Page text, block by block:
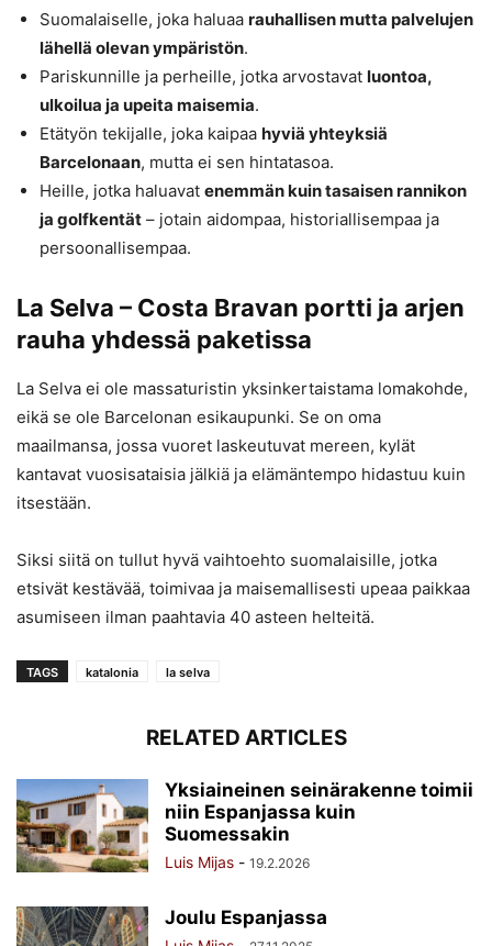
Suomalaiselle, joka haluaa rauhallisen mutta palvelujen
lähellä olevan ympäristön.
Pariskunnille ja perheille, jotka arvostavat luontoa,
ulkoilua ja upeita maisemia.
Etätyön tekijalle, joka kaipaa hyviä yhteyksiä
Barcelonaan, mutta ei sen hintatasoa.
Heille, jotka haluavat enemmän kuin tasaisen rannikon
ja golfkentät – jotain aidompaa, historiallisempaa ja
persoonallisempaa.
La Selva – Costa Bravan portti ja arjen
rauha yhdessä paketissa
La Selva ei ole massaturistin yksinkertaistama lomakohde,
eikä se ole Barcelonan esikaupunki. Se on oma
maailmansa, jossa vuoret laskeutuvat mereen, kylät
kantavat vuosisataisia jälkiä ja elämäntempo hidastuu kuin
itsestään.
Siksi siitä on tullut hyvä vaihtoehto suomalaisille, jotka
etsivät kestävää, toimivaa ja maisemallisesti upeaa paikkaa
asumiseen ilman paahtavia 40 asteen helteitä.
TAGS katalonia la selva
RELATED ARTICLES
Yksiaineinen seinärakenne toimii
niin Espanjassa kuin
Suomessakin
Luis Mijas - 19.2.2026
Joulu Espanjassa